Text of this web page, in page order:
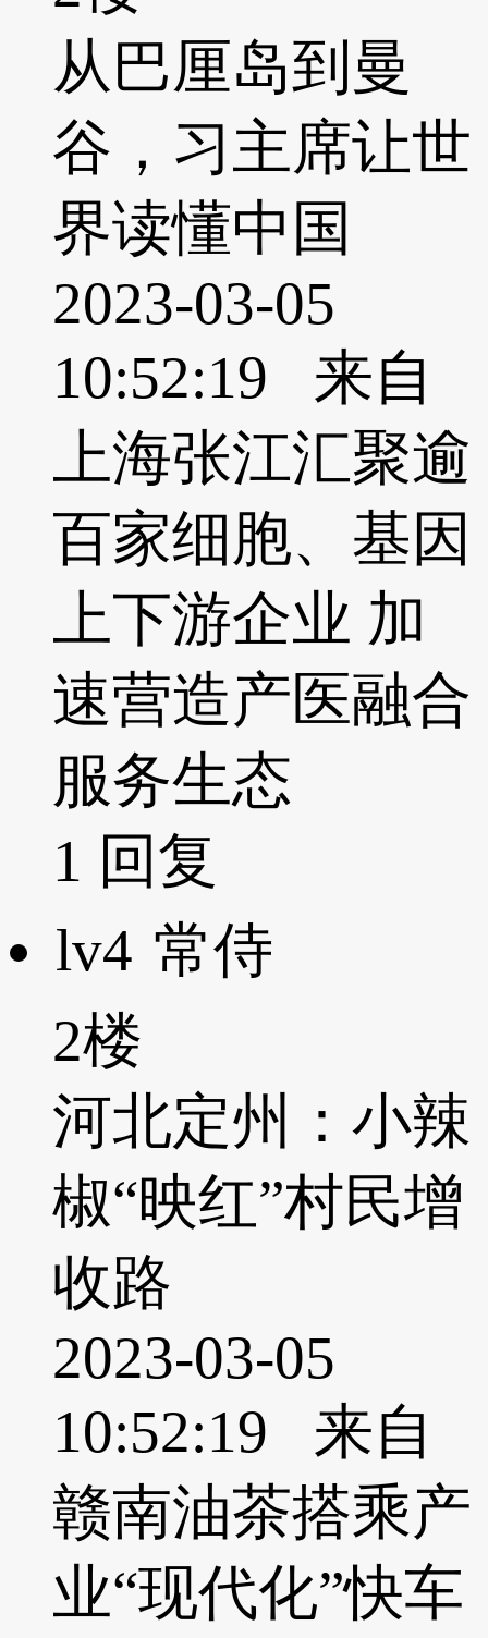
从巴厘岛到曼
谷，习主席让世
界读懂中国
2023-03-05
10:52:19 来自
上海张江汇聚逾
百家细胞、基因
上下游企业 加
速营造产医融合
服务生态
1 回复
lv4 常侍
2楼
河北定州：小辣
椒“映红”村民增
收路
2023-03-05
10:52:19 来自
赣南油茶搭乘产
业“现代化”快车